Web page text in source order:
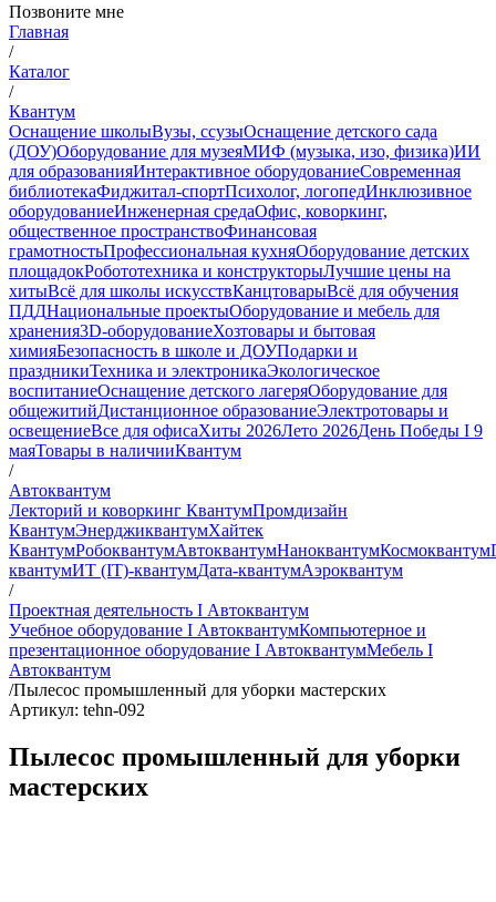
Позвоните мне
Главная
/
Каталог
/
Квантум
Оснащение школыВузы, ссузыОснащение детского сада
(ДОУ)Оборудование для музеяМИФ (музыка, изо, физика)ИИ
для образованияИнтерактивное оборудованиеСовременная
библиотекаФиджитал-спортПсихолог, логопедИнклюзивное
оборудованиеИнженерная средаОфис, коворкинг,
общественное пространствоФинансовая
грамотностьПрофессиональная кухняОборудование детских
площадокРобототехника и конструкторыЛучшие цены на
хитыВсё для школы искусствКанцтоварыВсё для обучения
ПДДНациональные проектыОборудование и мебель для
хранения3D-оборудованиеХозтовары и бытовая
химияБезопасность в школе и ДОУПодарки и
праздникиТехника и электроникаЭкологическое
воспитаниеОснащение детского лагеряОборудование для
общежитийДистанционное образованиеЭлектротовары и
освещениеВсе для офисаХиты 2026Лето 2026День Победы I 9
маяТовары в наличииКвантум
/
Автоквантум
Лекторий и коворкинг КвантумПромдизайн
КвантумЭнерджиквантумХайтек
КвантумРобоквантумАвтоквантумНаноквантумКосмоквантум
квантумИТ (IT)-квантумДата-квантумАэроквантум
/
Проектная деятельность I Автоквантум
Учебное оборудование I АвтоквантумКомпьютерное и
презентационное оборудование I АвтоквантумМебель I
Автоквантум
/Пылесос промышленный для уборки мастерских
Артикул: tehn-092
Пылесос промышленный для уборки
мастерских